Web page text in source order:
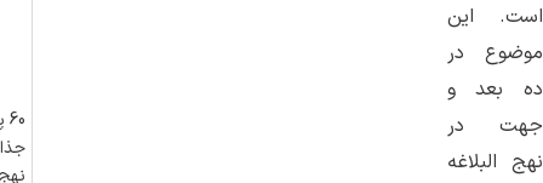
است. این
موضوع در
ده بعد و
جهت در
نهج البلاغه